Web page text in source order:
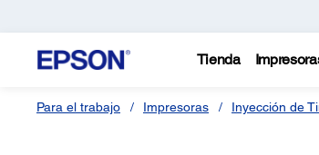
Tienda
Para el trabajo Impresoras Inyección de